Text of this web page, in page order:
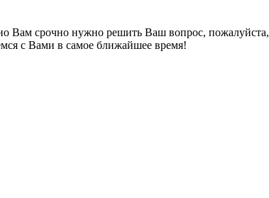
Вам срочно нужно решить Ваш вопрос, пожалуйста,
с Вами в самое ближайшее время!